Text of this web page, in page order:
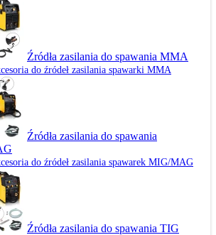
Źródła zasilania do spawania MMA
do źródeł zasilania spawarki MMA
Źródła zasilania do spawania
do źródeł zasilania spawarek MIG/MAG
Źródła zasilania do spawania TIG